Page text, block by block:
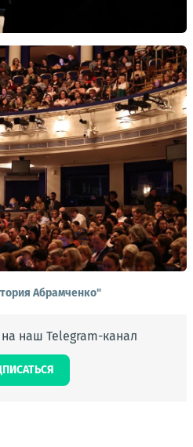
Абрамченко"
наш Telegram-канал